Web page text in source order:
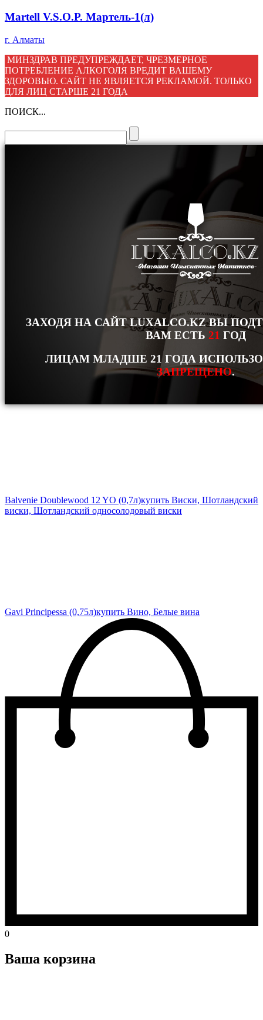
Martell V.S.O.P. Мартель-1(л)
г. Алматы
МИНЗДРАВ ПРЕДУПРЕЖДАЕТ, ЧРЕЗМЕРНОЕ
ПОТРЕБЛЕНИЕ АЛКОГОЛЯ ВРЕДИТ ВАШЕМУ
ЗДОРОВЬЮ. САЙТ НЕ ЯВЛЯЕТСЯ РЕКЛАМОЙ. ТОЛЬКО
ДЛЯ ЛИЦ СТАРШЕ 21 ГОДА
ПОИСК...
ЗАХОДЯ НА САЙТ LUXALCO.KZ ВЫ
ВАМ ЕСТЬ 21 ГОД
ЛИЦАМ МЛАДШЕ 21 ГОДА
ЗАПРЕЩЕНО.
Balvenie Doublewood 12 YO (0,7л)купить Виски, Шотландский
виски, Шотландский односолодовый виски
Gavi Principessa (0,75л)купить Вино, Белые вина
0
Ваша корзина